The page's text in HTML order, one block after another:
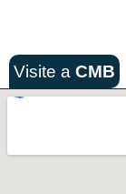
Visite a CMB